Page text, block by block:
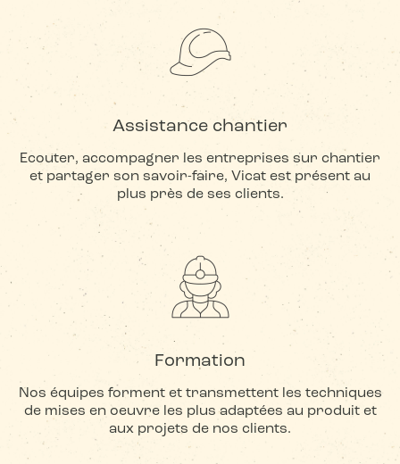
Assistance chantier
Ecouter, accompagner les entreprises sur chantier
et partager son savoir-faire, Vicat est présent au
plus près de ses clients.
Formation
Nos équipes forment et transmettent les techniques
de mises en oeuvre les plus adaptées au produit et
aux projets de nos clients.